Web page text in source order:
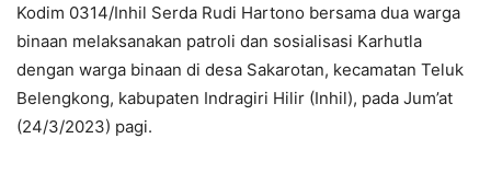
Kodim 0314/Inhil Serda Rudi Hartono bersama dua warga
binaan melaksanakan patroli dan sosialisasi Karhutla
dengan warga binaan di desa Sakarotan, kecamatan Teluk
Belengkong, kabupaten Indragiri Hilir (Inhil), pada Jum’at
(24/3/2023) pagi.